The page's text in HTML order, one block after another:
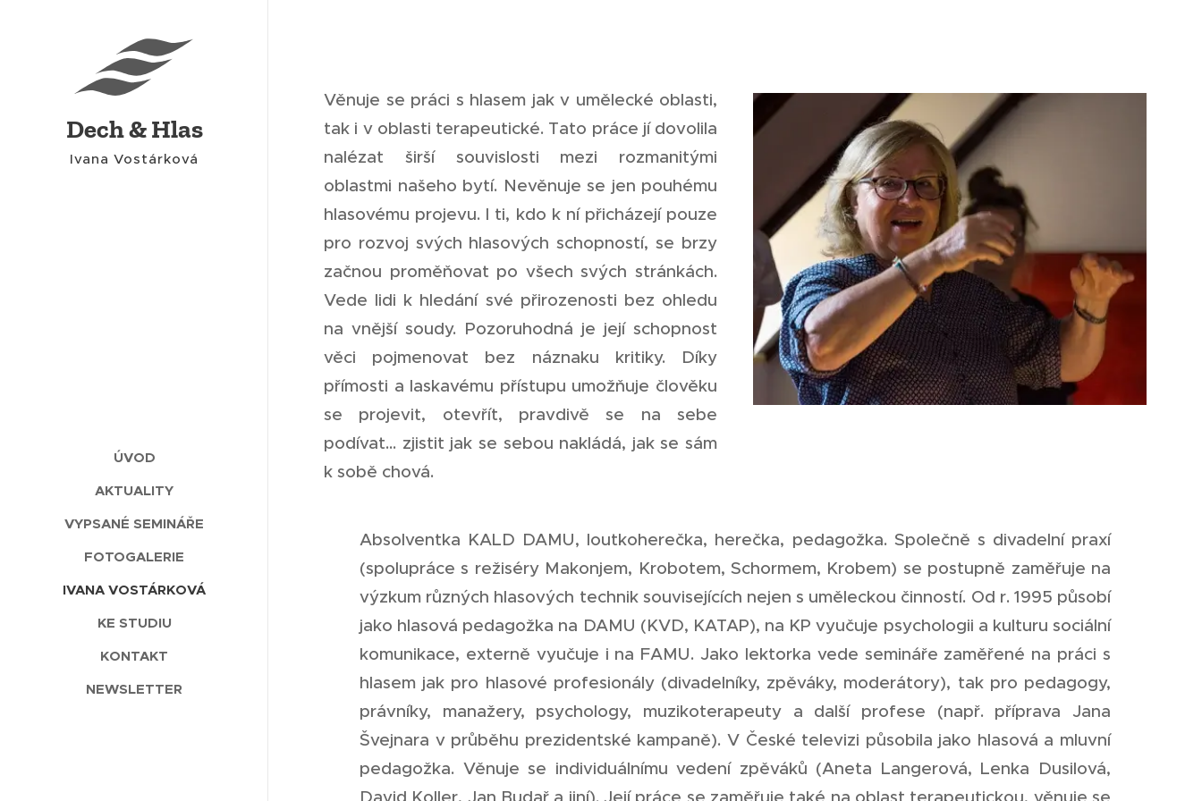
Dech & Hlas
Ivana Vostárková
ÚVOD
AKTUALITY
VYPSANÉ SEMINÁŘE
FOTOGALERIE
IVANA VOSTÁRKOVÁ
KE STUDIU
KONTAKT
NEWSLETTER
Věnuje se práci s hlasem jak v umělecké oblasti,
tak i v oblasti terapeutické. Tato práce jí dovolila
nalézat širší souvislosti mezi rozmanitými
oblastmi našeho bytí. Nevěnuje se jen pouhému
hlasovému projevu. I ti, kdo k ní přicházejí pouze
pro rozvoj svých hlasových schopností, se brzy
začnou proměňovat po všech svých stránkách.
Vede lidi k hledání své přirozenosti bez ohledu
na vnější soudy. Pozoruhodná je její schopnost
věci pojmenovat bez náznaku kritiky. Díky
přímosti a laskavému přístupu umožňuje člověku
se projevit, otevřít, pravdivě se na sebe
podívat... zjistit jak se sebou nakládá, jak se sám
k sobě chová.
Absolventka KALD DAMU, loutkoherečka, herečka, pedagožka. Společně s divadelní praxí
(spolupráce s režiséry Makonjem, Krobotem, Schormem, Krobem) se postupně zaměřuje na
výzkum různých hlasových technik souvisejících nejen s uměleckou činností. Od r. 1995 působí
jako hlasová pedagožka na DAMU (KVD, KATAP), na KP vyučuje psychologii a kulturu sociální
komunikace, externě vyučuje i na FAMU. Jako lektorka vede semináře zaměřené na práci s
hlasem jak pro hlasové profesionály (divadelníky, zpěváky, moderátory), tak pro pedagogy,
právníky, manažery, psychology, muzikoterapeuty a další profese (např. příprava Jana
Švejnara v průběhu prezidentské kampaně). V České televizi působila jako hlasová a mluvní
pedagožka. Věnuje se individuálnímu vedení zpěváků (Aneta Langerová, Lenka Dusilová,